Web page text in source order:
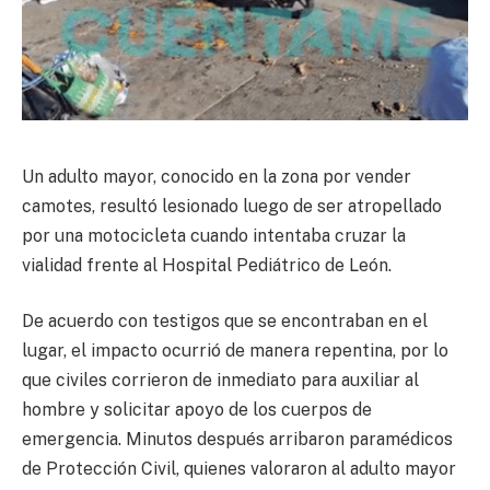
Un adulto mayor, conocido en la zona por vender
camotes, resultó lesionado luego de ser atropellado
por una motocicleta cuando intentaba cruzar la
vialidad frente al Hospital Pediátrico de León.
De acuerdo con testigos que se encontraban en el
lugar, el impacto ocurrió de manera repentina, por lo
que civiles corrieron de inmediato para auxiliar al
hombre y solicitar apoyo de los cuerpos de
emergencia. Minutos después arribaron paramédicos
de Protección Civil, quienes valoraron al adulto mayor